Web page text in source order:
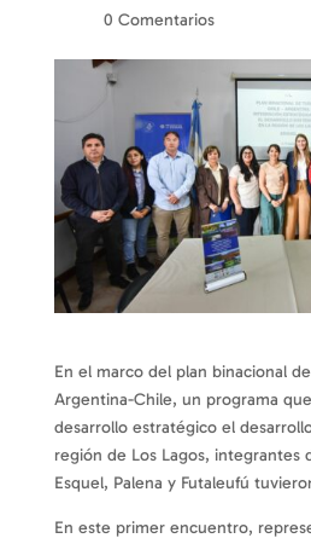
0 Comentarios
En el marco del plan binacional
Argentina-Chile, un programa
desarrollo estratégico el
región de Los Lagos, integrantes
Esquel, Palena y Futaleufú
En este primer encuentro,